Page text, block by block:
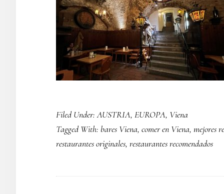
Filed Under:AUSTRIA, EUROPA, Viena
Tagged With: bares Viena, comer en Viena, mejores
restaurantes originales, restaurantes recomendados